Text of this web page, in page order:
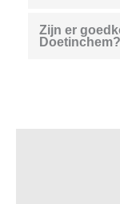
Zijn er
Doetinchem?